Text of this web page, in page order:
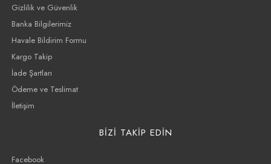
Gizlilik ve Güvenlik
Banka Bilgilerimiz
Havale Bildirim Formu
Kargo Takip
İade Şartları
Ödeme ve Teslimat
İletişim
BİZİ TAKİP EDİN
Facebook